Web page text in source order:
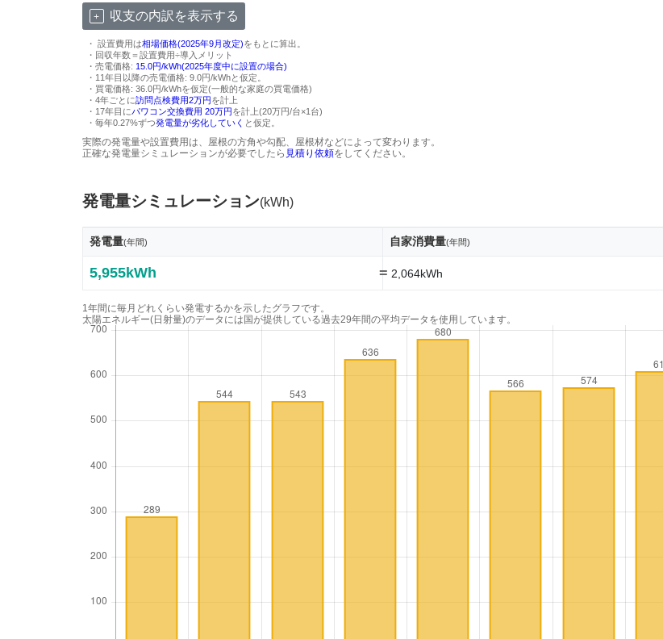
収支の内訳を表示する
・ 設置費用は相場価格(2025年9月改定)をもとに算出。
・回収年数＝設置費用÷導入メリット
・売電価格: 15.0円/kWh(2025年度中に設置の場合)
・11年目以降の売電価格: 9.0円/kWhと仮定。
・買電価格: 36.0円/kWhを仮定(一般的な家庭の買電価格)
・4年ごとに訪問点検費用2万円を計上
・17年目にパワコン交換費用 20万円を計上(20万円/台×1台)
・毎年0.27%ずつ発電量が劣化していく と仮定。
実際の発電量や設置費用は、屋根の方角や勾配、屋根材などによって変わります。
正確な発電量シミュレーションが必要でしたら 見積り依頼をしてください。
発電量シミュレーション(kWh)
発電量(年間) 自家消費量(年間)
5,955kWh = 2,064kWh
1年間に毎月どれくらい発電するかを示したグラフです。
太陽エネルギー(日射量)のデータには国が提供している過去29年間の平均データを使用しています。